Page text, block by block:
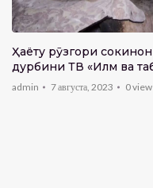
Ҳаёту рӯзгори
дурбини ТВ «Илм ва
admin 7 августа, 2023 0view